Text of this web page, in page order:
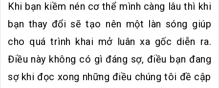
Khi bạn kiềm nén cơ thể mình càng lâu thì khi
bạn thay đổi sẽ tạo nên một làn sóng giúp
cho quá trình khai mở luân xa gốc diễn ra.
Điều này không có gì đáng sợ, điều bạn đang
sợ khi đọc xong những điều chúng tôi đề cập